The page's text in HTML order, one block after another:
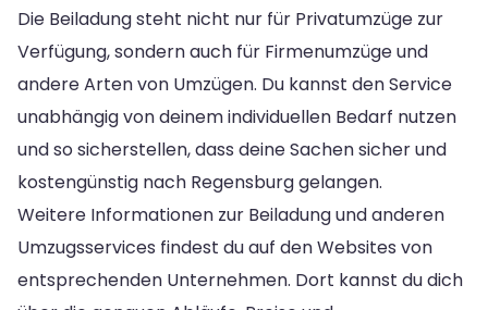
Die Beiladung steht nicht nur für Privatumzüge zur
Verfügung, sondern auch für Firmenumzüge und
andere Arten von Umzügen. Du kannst den Service
unabhängig von deinem individuellen Bedarf nutzen
und so sicherstellen, dass deine Sachen sicher und
kostengünstig nach Regensburg gelangen.
Weitere Informationen zur Beiladung und anderen
Umzugsservices findest du auf den Websites von
entsprechenden Unternehmen. Dort kannst du dich